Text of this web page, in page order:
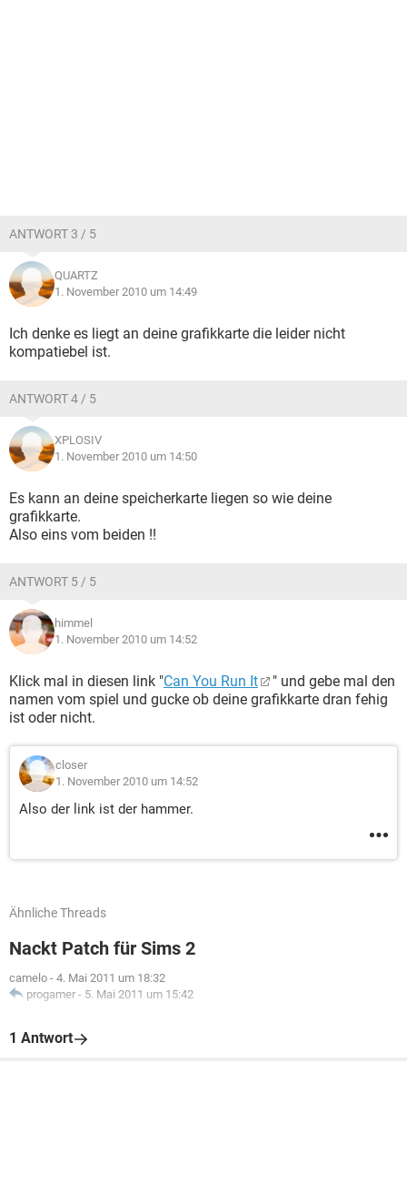
ANTWORT 3 / 5
QUARTZ
1. November 2010 um 14:49
Ich denke es liegt an deine grafikkarte die leider nicht
kompatiebel ist.
ANTWORT 4 / 5
XPLOSIV
1. November 2010 um 14:50
Es kann an deine speicherkarte liegen so wie deine
grafikkarte.
Also eins vom beiden !!
ANTWORT 5 / 5
himmel
1. November 2010 um 14:52
Klick mal in diesen link "Can You Run It
" und gebe mal den
namen vom spiel und gucke ob deine grafikkarte dran fehig
ist oder nicht.
closer
1. November 2010 um 14:52
Also der link ist der hammer.
Ähnliche Threads
Nackt Patch für Sims 2
camelo - 4. Mai 2011 um 18:32
progamer - 5. Mai 2011 um 15:42
1 Antwort